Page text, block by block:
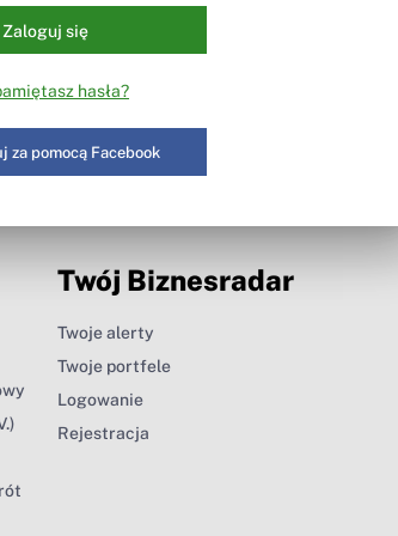
Twój Biznesradar
Twoje alerty
Twoje portfele
Logowanie
Rejestracja
Zaloguj się
hasła?
za pomocą Facebook